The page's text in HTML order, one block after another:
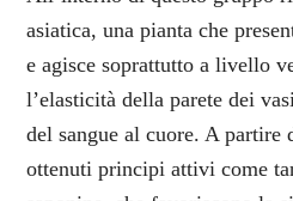
asiatica, una pianta che
e agisce soprattutto a livello
l’elasticità della parete dei
del sangue al cuore. A partire
ottenuti principi attivi come